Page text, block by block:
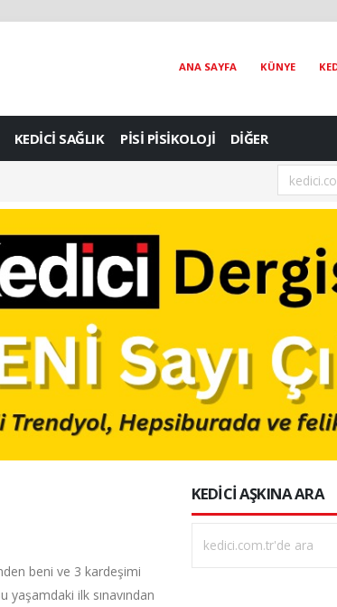
ANA SAYFA KÜNYE
KEDİCİ SAĞLIK PİSİ PİSİKOLOJİ DİĞER
[05.08.2026]
beni ve 3 kardeşimi
yaşamdaki ilk sınavından
KEDİCİ AŞKINA ARA